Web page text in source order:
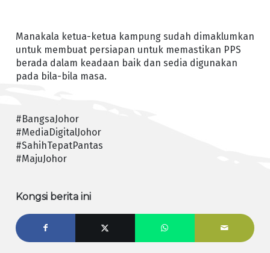
Manakala ketua-ketua kampung sudah dimaklumkan
untuk membuat persiapan untuk memastikan PPS
berada dalam keadaan baik dan sedia digunakan
pada bila-bila masa.
#BangsaJohor
#MediaDigitalJohor
#SahihTepatPantas
#MajuJohor
Kongsi berita ini